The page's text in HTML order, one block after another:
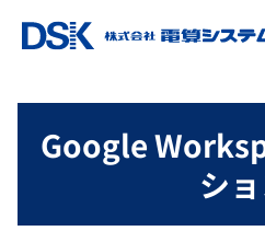
Google
シ